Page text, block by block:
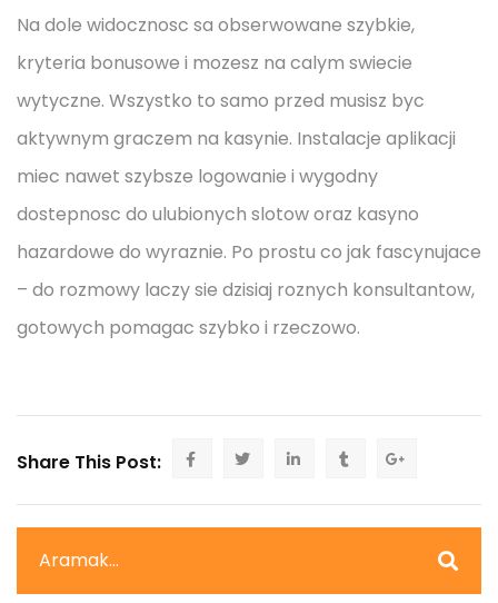
Na dole widocznosc sa obserwowane szybkie,
kryteria bonusowe i mozesz na calym swiecie
wytyczne. Wszystko to samo przed musisz byc
aktywnym graczem na kasynie. Instalacje aplikacji
miec nawet szybsze logowanie i wygodny
dostepnosc do ulubionych slotow oraz kasyno
hazardowe do wyraznie. Po prostu co jak fascynujace
– do rozmowy laczy sie dzisiaj roznych konsultantow,
gotowych pomagac szybko i rzeczowo.
Share This Post: